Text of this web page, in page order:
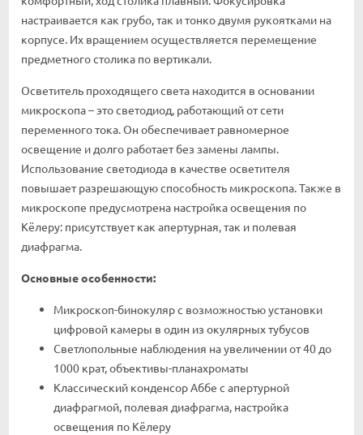
настраивается как грубо, так и тонко двумя рукоятками на
корпусе. Их вращением осуществляется перемещение
предметного столика по вертикали.
Осветитель проходящего света находится в основании
микроскопа – это светодиод, работающий от сети
переменного тока. Он обеспечивает равномерное
освещение и долго работает без замены лампы.
Использование светодиода в качестве осветителя
повышает разрешающую способность микроскопа. Также в
микроскопе предусмотрена настройка освещения по
Кёлеру: присутствует как апертурная, так и полевая
диафрагма.
Основные особенности:
Микроскоп-бинокуляр с возможностью установки
цифровой камеры в один из окулярных тубусов
Светлопольные наблюдения на увеличении от 40 до
1000 крат, объективы-планахроматы
Классический конденсор Аббе с апертурной
диафрагмой, полевая диафрагма, настройка
освещения по Кёлеру